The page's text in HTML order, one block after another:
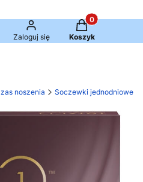
wyszukiwarkę
Zaloguj się
Produkty w
Koszyk
noszenia Soczewki jednodniowe